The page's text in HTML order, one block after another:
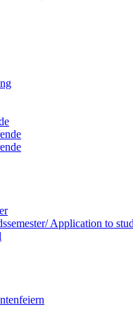
Application to